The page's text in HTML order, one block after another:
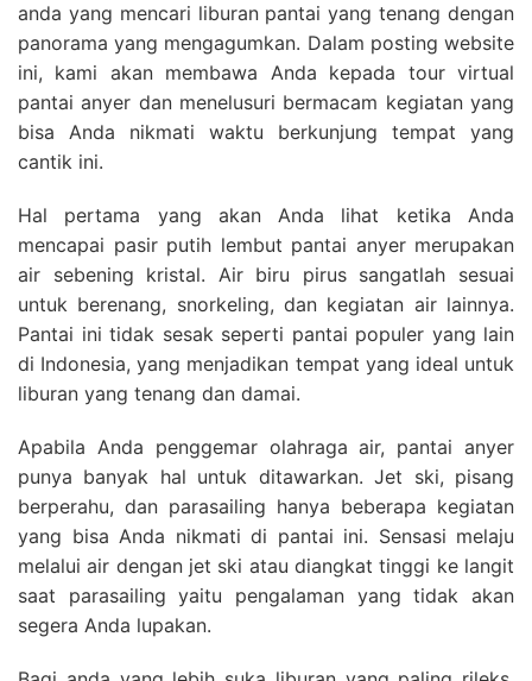
anda yang mencari liburan pantai yang tenang dengan
panorama yang mengagumkan. Dalam posting website
ini, kami akan membawa Anda kepada tour virtual
pantai anyer dan menelusuri bermacam kegiatan yang
bisa Anda nikmati waktu berkunjung tempat yang
cantik ini.
Hal pertama yang akan Anda lihat ketika Anda
mencapai pasir putih lembut pantai anyer merupakan
air sebening kristal. Air biru pirus sangatlah sesuai
untuk berenang, snorkeling, dan kegiatan air lainnya.
Pantai ini tidak sesak seperti pantai populer yang lain
di Indonesia, yang menjadikan tempat yang ideal untuk
liburan yang tenang dan damai.
Apabila Anda penggemar olahraga air, pantai anyer
punya banyak hal untuk ditawarkan. Jet ski, pisang
berperahu, dan parasailing hanya beberapa kegiatan
yang bisa Anda nikmati di pantai ini. Sensasi melaju
melalui air dengan jet ski atau diangkat tinggi ke langit
saat parasailing yaitu pengalaman yang tidak akan
segera Anda lupakan.